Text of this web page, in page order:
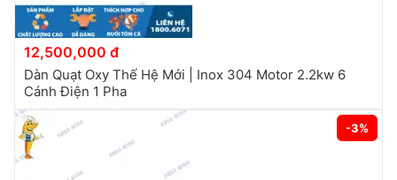
12,500,000 đ
Dàn Quạt Oxy Thế Hệ Mới | Inox 304 Motor 2.2kw 6
Cánh Điện 1 Pha
-3%